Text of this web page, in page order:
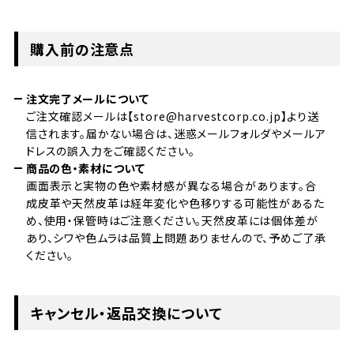
購入前の注意点
注文完了メールについて
ご注文確認メールは【store@harvestcorp.co.jp】より送
信されます。届かない場合は、迷惑メールフォルダやメールア
ドレスの誤入力をご確認ください。
商品の色・素材について
画面表示と実物の色や素材感が異なる場合があります。合
成皮革や天然皮革は経年変化や色移りする可能性があるた
め、使用・保管時はご注意ください。天然皮革には個体差が
あり、シワや色ムラは品質上問題ありませんので、予めご了承
ください。
キャンセル・返品交換について